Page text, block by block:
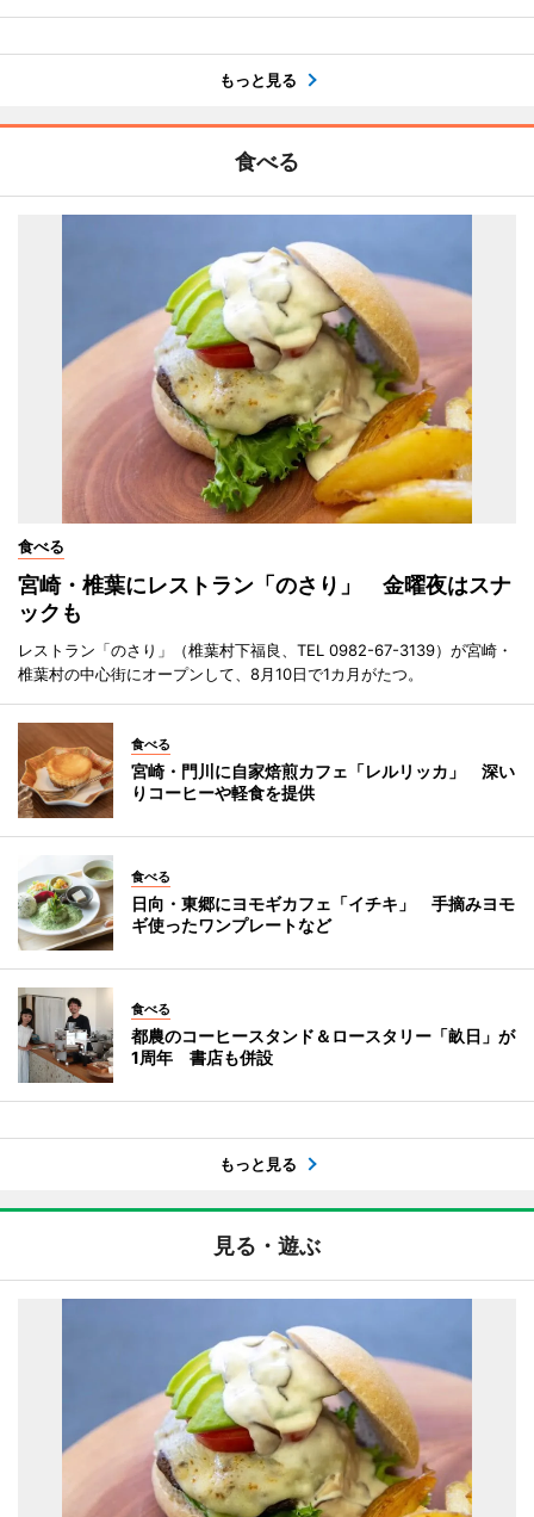
もっと見る
食べる
食べる
宮崎・椎葉にレストラン「のさり」 金曜夜はスナ
ックも
レストラン「のさり」（椎葉村下福良、TEL 0982-67-3139）が宮崎・
椎葉村の中心街にオープンして、8月10日で1カ月がたつ。
食べる
宮崎・門川に自家焙煎カフェ「レルリッカ」 深い
りコーヒーや軽食を提供
食べる
日向・東郷にヨモギカフェ「イチキ」 手摘みヨモ
ギ使ったワンプレートなど
食べる
都農のコーヒースタンド＆ロースタリー「畝日」が
1周年 書店も併設
もっと見る
見る・遊ぶ